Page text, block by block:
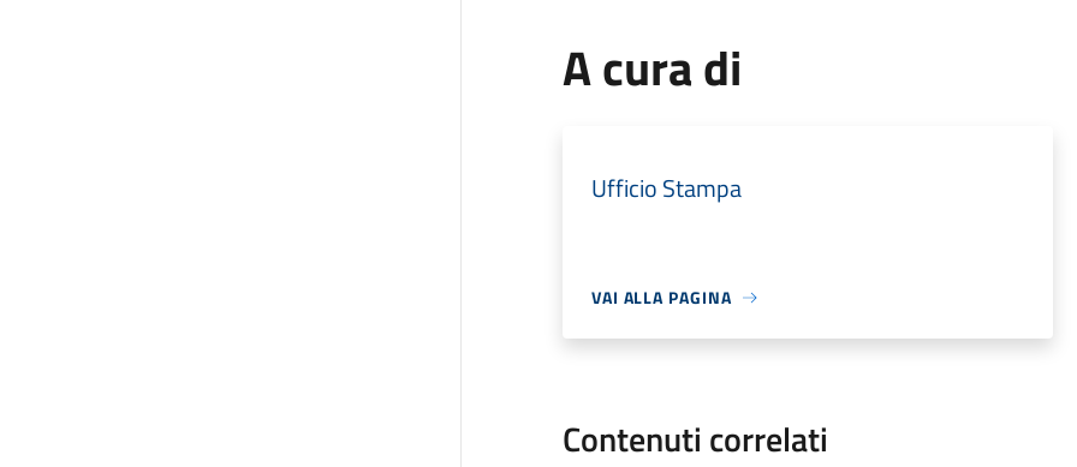
A cura di
Ufficio Stampa
VAI ALLA PAGINA
Contenuti correlati